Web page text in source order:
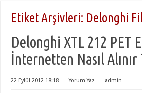
Etiket Arşivleri: Delonghi
Delonghi XTL 212
İnternetten Nasıl Alınır
22 Eylül 2012 18:18 ⋅ Yorum Yaz ⋅ admin